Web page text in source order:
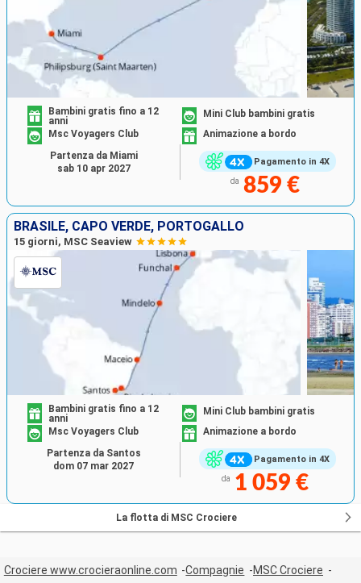
Pagamento in 4X
Bambini gratis fino a 12
anni
Mini Club bambini gratis
Msc Voyagers Club
Animazione a bordo
da 859 €
Partenza da Miami
sab 10 apr 2027
BRASILE, CAPO VERDE, PORTOGALLO
15 giorni, MSC Seaview
Pagamento in 4X
Bambini gratis fino a 12
anni
Mini Club bambini gratis
Msc Voyagers Club
Animazione a bordo
da 1 059 €
Partenza da Santos
dom 07 mar 2027
La flotta di MSC Crociere
Crociere www.crocieraonline.com Compagnie
MSC Crociere